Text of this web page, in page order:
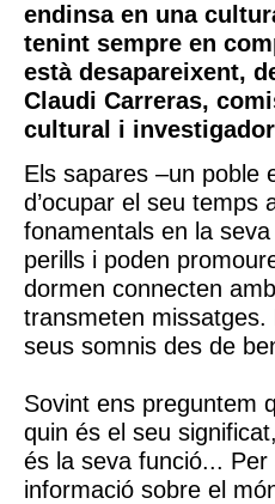
endinsa en una
tenint sempre en
està desapareixent,
Claudi Carreras,
cultural i
Els sapares –un poble
d’ocupar el seu temps
fonamentals en la
perills i poden
dormen connecten
transmeten
seus somnis des de
Sovint ens preguntem
quin és el seu
és la seva funció...
informació sobre el